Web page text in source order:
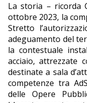
La storia – ricorda
ottobre 2023, la
Stretto
adeguamento del
la contestuale
acciaio, attrezzate
destinate a sala
competenze tra
delle Opere